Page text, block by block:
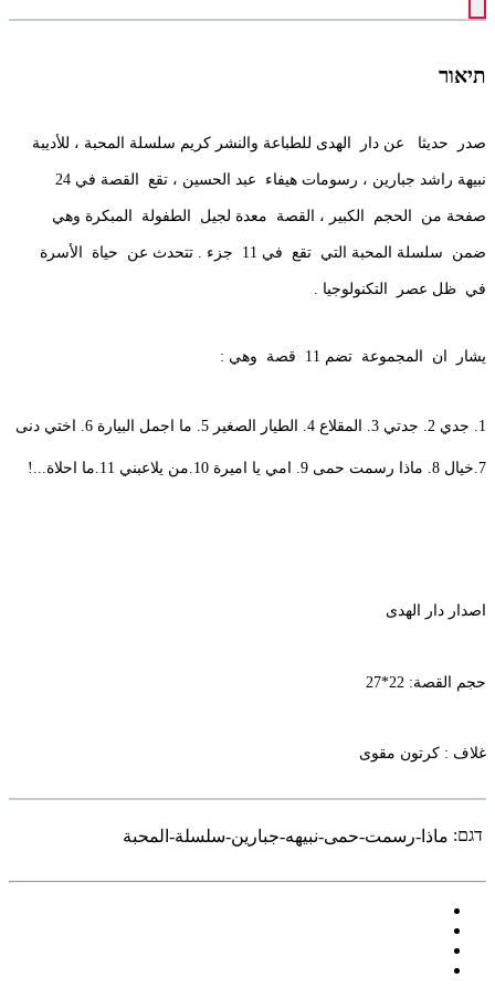
תיאור
صدر حديثا عن دار الهدى للطباعة والنشر كريم سلسلة المحبة ، للأديبة
صفحة من الحجم الكبير ، القصة معدة لجيل الطفولة المبكرة وهي
ضمن سلسلة المحبة التي تقع في 11 جزء . تتحدث عن حياة الأسرة
في ظل عصر التكنولوجيا .
يشار ان المجموعة تضم 11 قصة وهي :
1. جدي 2. جدتي 3. المقلاع 4. الطيار الصغير 5. ما اجمل البيارة 6. اختي دنى
7.خيال 8. ماذا رسمت حمى 9. امي يا اميرة 10.من يلاعبني 11.ما احلاة...!
اصدار دار الهدى
حجم القصة: 22*27
غلاف : كرتون مقوى
דגם: ماذا-رسمت-حمى-نبيهه-جبارين-سلسلة-المحبة